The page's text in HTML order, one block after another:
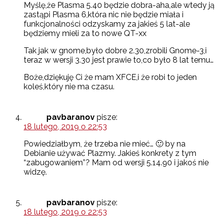
Myślę,że Plasma 5.40 będzie dobra-aha,ale wtedy ją
zastąpi Plasma 6,która nic nie będzie miała i
funkcjonalności odzyskamy za jakieś 5 lat-ale
będziemy mieli za to nowe QT-xx
Tak jak w gnome,było dobre 2.30,zrobili Gnome-3,i
teraz w wersji 3.30 jest prawie to,co było 8 lat temu…
Boże,dziękuję Ci że mam XFCE,i że robi to jeden
koleś,który nie ma czasu.
pavbaranov pisze:
18 lutego, 2019 o 22:53
Powiedziałbym, że trzeba nie mieć… 🙂 by na
Debianie używać Plazmy. Jakieś konkrety z tym
“zabugowaniem”? Mam od wersji 5.14.90 i jakoś nie
widzę.
pavbaranov pisze:
18 lutego, 2019 o 22:53